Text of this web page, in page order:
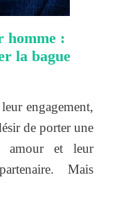
homme :
la bague
engagement,
de porter une
amour et leur
Mais